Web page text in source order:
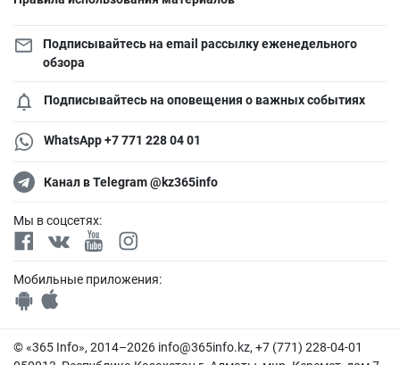
Подписывайтесь на email рассылку еженедельного
обзора
Подписывайтесь на оповещения о важных событиях
WhatsApp +7 771 228 04 01
Канал в Telegram @kz365info
Мы в соцсетях:
Мобильные приложения:
© «365 Info», 2014–2026 info@365info.kz, +7 (771) 228-04-01